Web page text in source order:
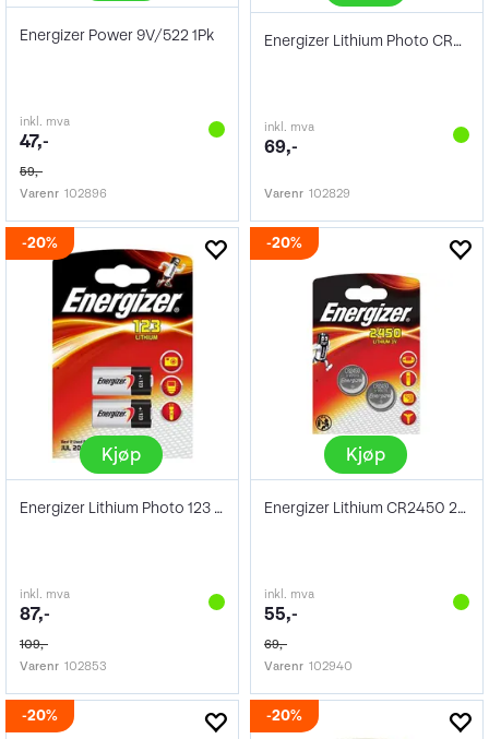
Energizer Power 9V/522 1Pk
inkl. mva
47,-
59,-
Varenr 102896
Energizer Lithium Photo CR2 1Pk
inkl. mva
69,-
Varenr 102829
20%
Kjøp
Energizer Lithium Photo 123 2Pk
inkl. mva
87,-
109,-
Varenr 102853
20%
Kjøp
Energizer Lithium CR2450 2Pk
inkl. mva
55,-
69,-
Varenr 102940
20% 20%